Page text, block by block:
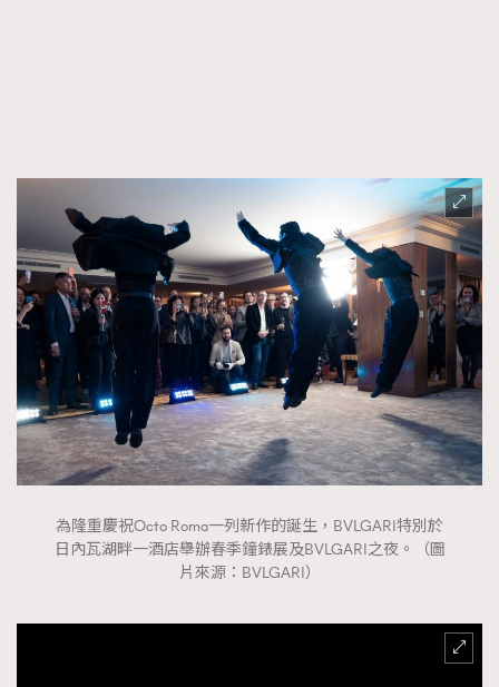
為隆重慶祝Octo Roma一列新作的誕生，BVLGARI特別於
日內瓦湖畔一酒店舉辦春季鐘錶展及BVLGARI之夜。（圖
片來源：BVLGARI）